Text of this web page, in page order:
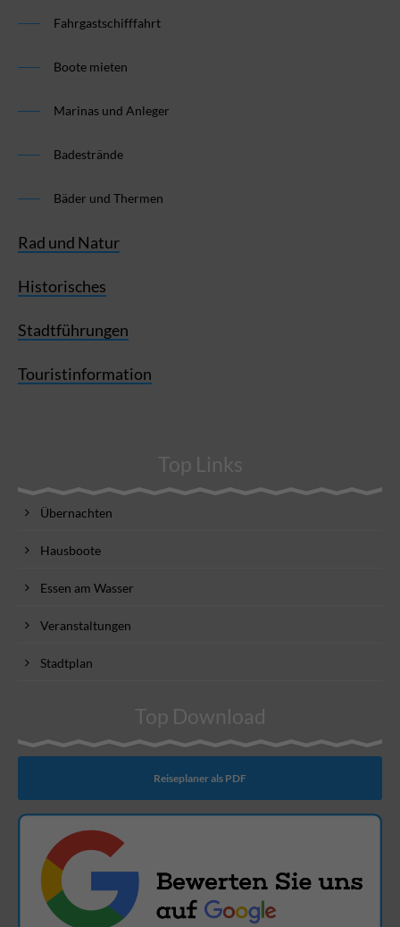
Fahrgastschifffahrt
Boote mieten
Marinas und Anleger
Badestrände
Bäder und Thermen
Rad und Natur
Historisches
Stadtführungen
Touristinformation
Top Links
Übernachten
Hausboote
Essen am Wasser
Veranstaltungen
Stadtplan
Top Download
Reiseplaner als PDF